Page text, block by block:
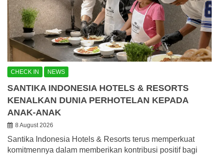
CHECK IN NEWS
SANTIKA INDONESIA HOTELS & RESORTS
KENALKAN DUNIA PERHOTELAN KEPADA
ANAK-ANAK
8 August 2026
Santika Indonesia Hotels & Resorts terus memperkuat
komitmennya dalam memberikan kontribusi positif bagi